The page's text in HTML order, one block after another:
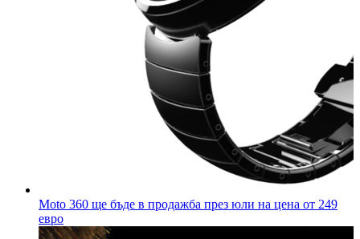
Moto 360 ще бъде в продажба през юли на цена от 249
евро